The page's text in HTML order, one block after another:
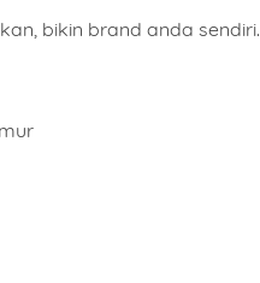
bikin brand anda sendiri.